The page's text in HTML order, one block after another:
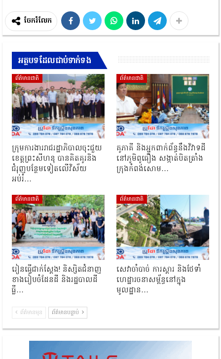
ចែករំលែក
អត្ថបទដែលជាប់ទាក់ទង
ព័ត៌មានជាតិ
ក្រុមការងាររាជរដ្ឋាភិបាលចុះជួយ
ខេត្តព្រះសីហនុ បានគិតគូរនិង
ជំរុញបន្ថែមទៀតលើវិស័យ
អប់រំ…
ព័ត៌មានជាតិ
គូភាគី និងអ្នកពាក់ព័ន្ធនឹងវិវាទដី
នៅភូមិពូធឿង សង្កាត់បិតត្រាំង
ក្រុងកំពង់សោម…
ព័ត៌មានជាតិ
រៀនធ្វើជាក់ស្ដែង! និស្សិតជំនាញ
ខាងរៀបចំដែនដី និងរដ្ឋបាលដី
ធ្លី…
ព័ត៌មានជាតិ
សេវាចាំបាច់ ការស្តារ និងថែទាំ
ហេដ្ឋារចនាសម្ព័ន្ធនៅក្នុង
មូលដ្ឋាន…
ព័ត៌មានមុន ព័ត៌មានបន្ទាប់